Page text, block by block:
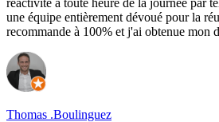
réactivité a toute heure de la journée par
une équipe entièrement dévoué pour la
recommande à 100% et j'ai obtenue mon
Thomas .Boulinguez